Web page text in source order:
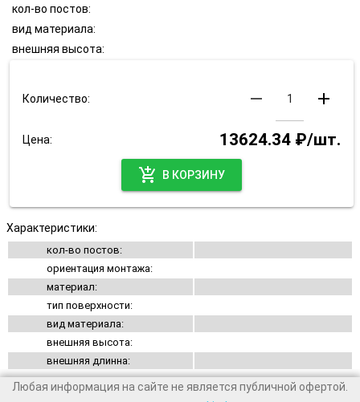
кол-во постов:
вид материала:
внешняя высота:
Количество: remove add
Цена:
13624.34 ₽/шт.
add_shopping_cart
В КОРЗИНУ
Характеристики:
кол-во постов:
ориентация монтажа:
материал:
тип поверхности:
вид материала:
внешняя высота:
внешняя длинна:
Любая информация на сайте не является публичной офертой.